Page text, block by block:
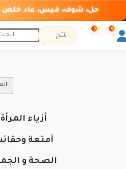
👀 حل، شوف، قيس، عاد خلص
أزياء المرأة
أمتعة
الصحة و
0 0